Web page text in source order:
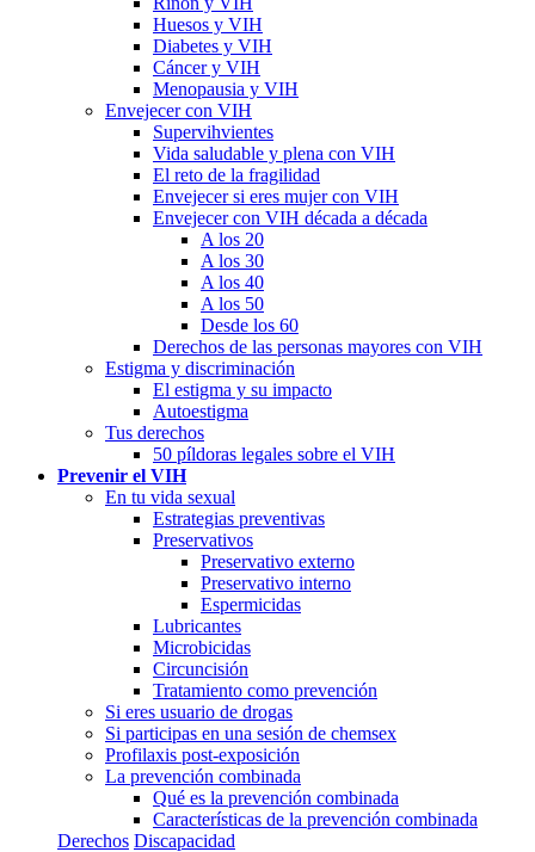
Huesos y VIH
Diabetes y VIH
Cáncer y VIH
Menopausia y VIH
Envejecer con VIH
Supervihvientes
Vida saludable y plena con VIH
El reto de la fragilidad
Envejecer si eres mujer con VIH
Envejecer con VIH década a década
A los 20
A los 30
A los 40
A los 50
Desde los 60
Derechos de las personas mayores con VIH
Estigma y discriminación
El estigma y su impacto
Autoestigma
Tus derechos
50 píldoras legales sobre el VIH
Prevenir el VIH
En tu vida sexual
Estrategias preventivas
Preservativos
Preservativo externo
Preservativo interno
Espermicidas
Lubricantes
Microbicidas
Circuncisión
Tratamiento como prevención
Si eres usuario de drogas
Si participas en una sesión de chemsex
Profilaxis post-exposición
La prevención combinada
Qué es la prevención combinada
Características de la prevención combinada
Derechos Discapacidad